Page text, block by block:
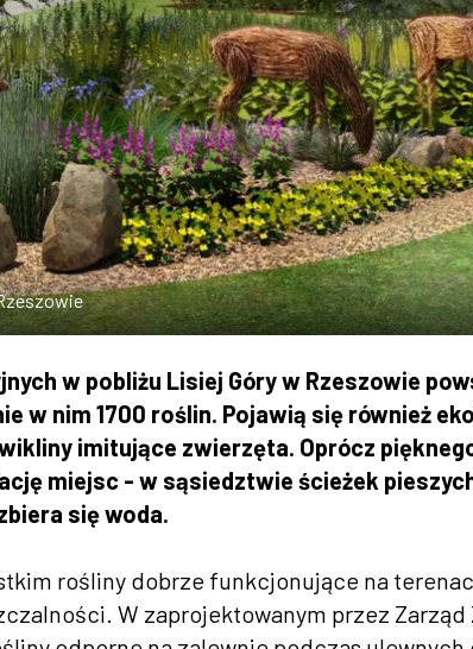
w pobliżu Lisiej Góry w Rzeszowie
w nim 1700 roślin. Pojawią się również
imitujące zwierzęta. Oprócz
miejsc - w sąsiedztwie ścieżek
się woda.
rośliny dobrze funkcjonujące na
W zaprojektowanym przez